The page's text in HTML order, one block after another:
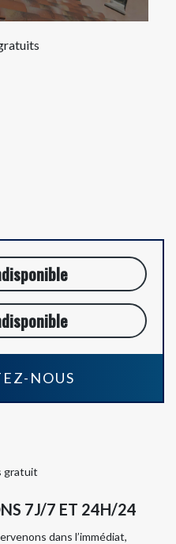
NOUS
7J/7 ET 24H/24
dans l’immédiat,